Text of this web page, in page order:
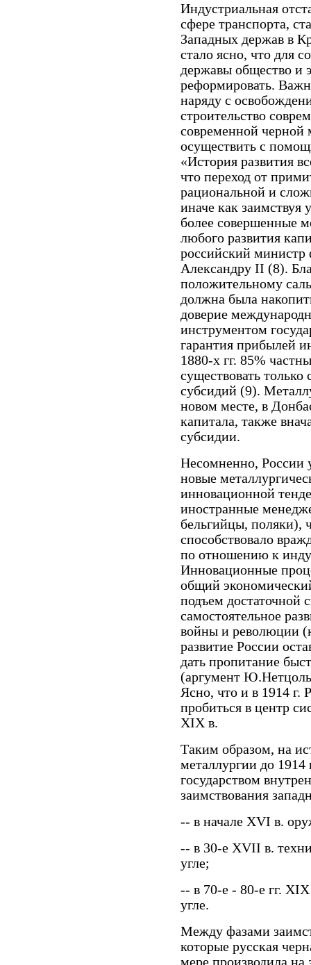
Индустриальная
сфере транспорта,
Западных держав в
стало ясно, что для
державы общество и
реформировать.
наряду с
строительство
современной черной
осуществить с
«История развития
что переход от
рациональной и
иначе как заимствуя
более совершенные
любого развития
российский
Александру II (8).
положительному
должна была
доверие
инструментом
гарантия прибылей
1880-х гг. 85%
существовать
субсидий (9).
новом месте, в
капитала, также
субсидии.
Несомненно, России
новые
инновационной
иностранные
бельгийцы, поляки),
способствовало
по отношению к
Инновационные
общий
подъем достаточной
самостоятельное
войны и революции
развитие России
дать пропитание
(аргумент
Ясно, что и в 1914 г.
пробиться в центр
XIX в.
Таким образом, на
металлургии до 1914
государством
заимствования
-- в начале XVI в.
-- в 30-е XVII в.
угле;
-- в 70-е - 80-е гг.
угле.
Между фазами
которые русская
мере производила на